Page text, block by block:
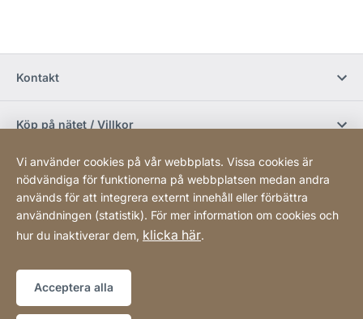
Kontakt
Köp på nätet / Villkor
Newsletter
Webbplats
[Website
information]
Sitemap
Vi använder cookies på vår webbplats. Vissa cookies är
nödvändiga för funktionerna på webbplatsen medan andra
används för att integrera externt innehåll eller förbättra
användningen (statistik). För mer information om cookies och
hur du inaktiverar dem, klicka här.
Acceptera alla